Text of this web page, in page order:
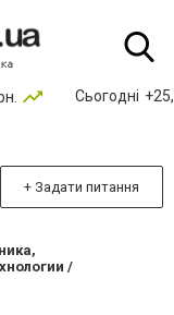
Сьогодні
+ Задати питання
/